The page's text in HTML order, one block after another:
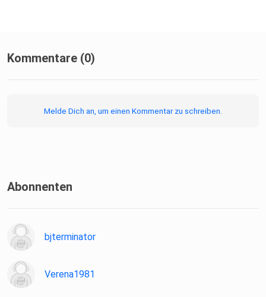
Kommentare (0)
Melde Dich an, um einen Kommentar zu schreiben.
Abonnenten
bjterminator
Verena1981